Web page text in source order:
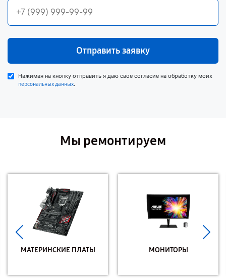
Отправить заявку
Нажимая на кнопку отправить я даю свое согласие на обработку моих
персональных данных.
Мы ремонтируем
МАТЕРИНСКИЕ ПЛАТЫ МОНИТОРЫ